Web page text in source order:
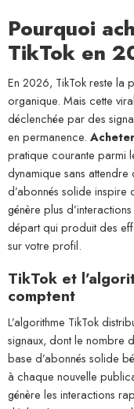
Pourquoi
TikTok en
En 2026, TikTok reste la
organique. Mais cette
déclenchée par des
en permanence.
pratique courante parmi
dynamique sans
d’abonnés solide inspire
génère plus
départ qui produit des
sur votre profil.
TikTok et
comptent
L’algorithme TikTok
signaux, dont le nombre
base d’abonnés solide
à chaque nouvelle
génère les interactions